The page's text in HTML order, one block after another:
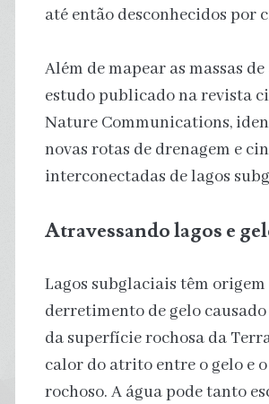
até então desconhecidos por
Além de mapear as massas de
estudo publicado na revista
Nature Communications,
novas rotas de drenagem e
interconectadas de lagos
Atravessando lagos e
Lagos subglaciais têm origem
derretimento de gelo
da superfície rochosa da
calor do atrito entre o gelo e
rochoso. A água pode tanto